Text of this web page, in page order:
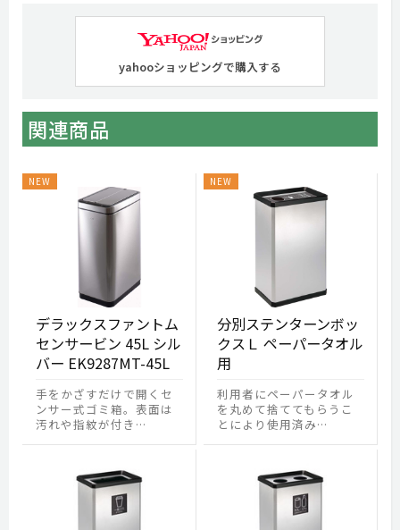
yahooショッピングで購入する
関連商品
デラックスファントム
センサービン 45L シル
バー EK9287MT-45L
手をかざすだけで開くセ
ンサー式ゴミ箱。表面は
汚れや指紋が付き…
分別ステンターンボッ
クスＬ ペーパータオル
用
利用者にペーパータオル
を丸めて捨ててもらうこ
とにより使用済み…